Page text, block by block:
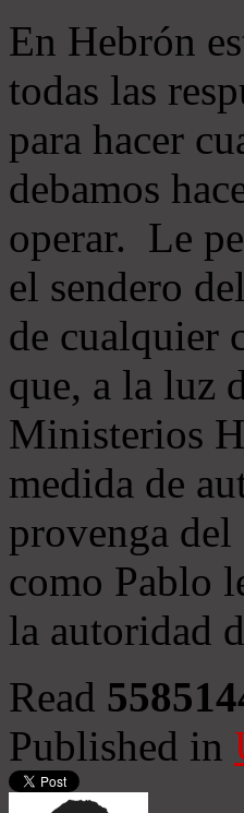
En Hebrón
todas las
para hacer
debamos
operar. Le
el sendero
de cualquier
que, a la luz
Ministerios
medida de
provenga
como Pablo
la autoridad
Read
Published in